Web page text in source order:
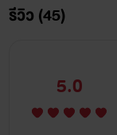
รีวิว (45)
5.0